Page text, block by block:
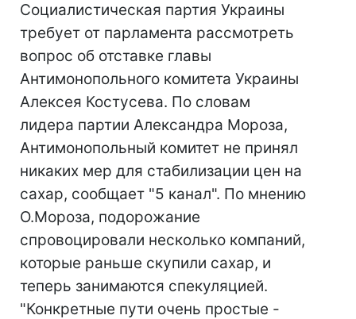
Социалистическая партия Украины
требует от парламента рассмотреть
вопрос об отставке главы
Антимонопольного комитета Украины
Алексея Костусева. По словам
лидера партии Александра Мороза,
Антимонопольный комитет не принял
никаких мер для стабилизации цен на
сахар, сообщает "5 канал". По мнению
О.Мороза, подорожание
спровоцировали несколько компаний,
которые раньше скупили сахар, и
теперь занимаются спекуляцией.
"Конкретные пути очень простые -